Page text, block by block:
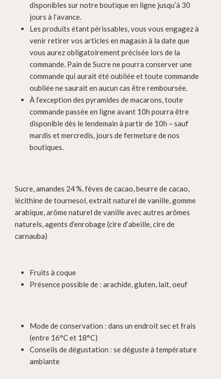
disponibles sur notre boutique en ligne jusqu’à 30
jours à l’avance.
Les produits étant périssables, vous vous engagez à
venir retirer vos articles en magasin à la date que
vous aurez obligatoirement précisée lors de la
commande. Pain de Sucre ne pourra conserver une
commande qui aurait été oubliée et toute commande
oubliée ne saurait en aucun cas être remboursée.
À l’exception des pyramides de macarons, toute
commande passée en ligne avant 10h pourra être
disponible dès le lendemain à partir de 10h – sauf
mardis et mercredis, jours de fermeture de nos
boutiques.
Sucre, amandes 24 %, fèves de cacao, beurre de cacao,
lécithine de tournesol, extrait naturel de vanille, gomme
arabique, arôme naturel de vanille avec autres arômes
naturels, agents d’enrobage (cire d’abeille, cire de
carnauba)
Fruits à coque
Présence possible de : arachide, gluten, lait, oeuf
Mode de conservation : dans un endroit sec et frais
(entre 16°C et 18°C)
Conseils de dégustation : se déguste à température
ambiante